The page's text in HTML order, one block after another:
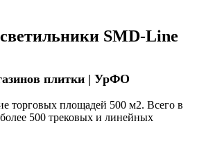
SMD-Line
плитки | УрФО
торговых площадей 500 м2. Всего в
500 трековых и линейных